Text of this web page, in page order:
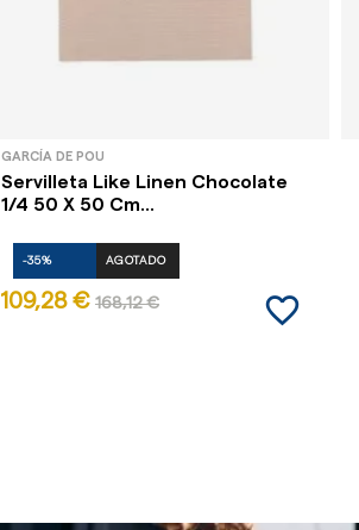
GARCÍA DE POU
Servilleta Like Linen Chocolate
1/4 50 X 50 Cm...
-35% AGOTADO
109,28 € 168,12 € favorite_border